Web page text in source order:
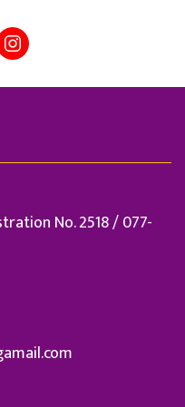
No. 2518 / 077-